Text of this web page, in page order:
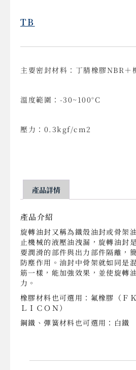
TB
主要密封材料：丁腈橡膠NBR＋
溫度範圍：-30~100°C
壓力：0.3kgf/cm2
產品詳情
產品介紹
旋轉油封又稱為鐵殼油封或骨架
止機械的液壓油洩漏，旋轉油封
要潤滑的部件與出力部件隔離，
防塵作用。油封中骨架就如同是
筋一樣，能加強效果，並使旋轉
力。
橡膠材料也可選用：氟橡膠（Ｆ
ＬＩＣＯＮ）
鋼鐵、彈簧材料也可選用：白鐵